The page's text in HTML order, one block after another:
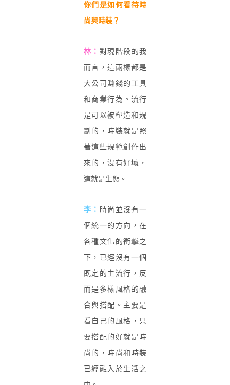
你們是如何看待時
尚與時裝？
林： 對現階段的我
而言，這兩樣都是
大公司賺錢的工具
和商業行為。流行
是可以被塑造和規
劃的，時裝就是照
著這些規範創作出
來的，沒有好壞，
這就是生態。
李： 時尚並沒有一
個統一的方向，在
各種文化的衝擊之
下，已經沒有一個
既定的主流行，反
而是多樣風格的融
合與搭配。主要是
看自己的風格，只
要搭配的好就是時
尚的，時尚和時裝
已經融入於生活之